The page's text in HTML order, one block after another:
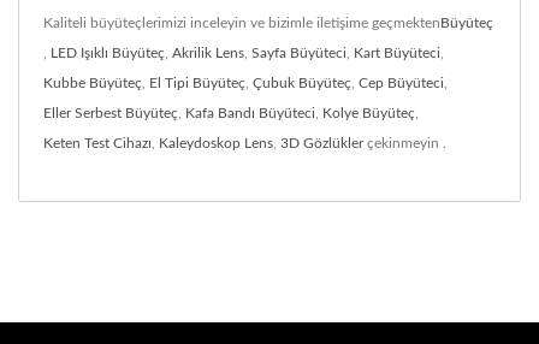
Kaliteli büyüteçlerimizi inceleyin ve bizimle iletişime geçmekten Büyüteç
LED Işıklı Büyüteç Akrilik Lens Sayfa Büyüteci Kart Büyüteci
Kubbe Büyüteç El Tipi Büyüteç Çubuk Büyüteç Cep Büyüteci
Eller Serbest Büyüteç Kafa Bandı Büyüteci Kolye Büyüteç
Keten Test Cihazı Kaleydoskop Lens 3D Gözlüklerçekinmeyin .